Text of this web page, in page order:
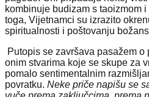
kombinuje budizam s taoizmom
toga, Vijetnamci su izrazito
spiritualnosti i poštovanju
Putopis se završava pasažem
onim stvarima koje se skupe za
pomalo sentimentalnim
povratku. Neke priče napišu se